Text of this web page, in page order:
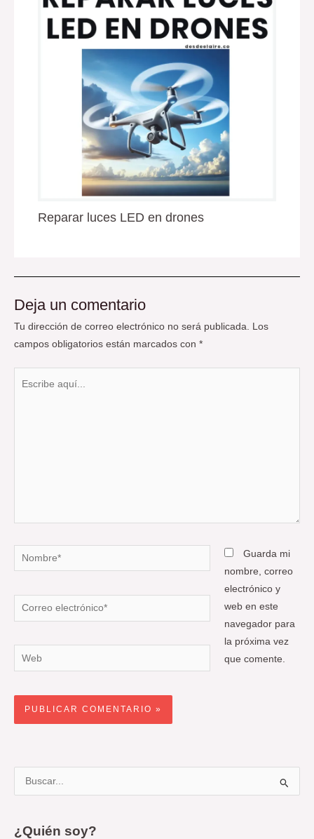
Reparar luces LED en drones
Deja un comentario
Tu dirección de correo electrónico no será publicada. Los
campos obligatorios están marcados con *
Nombre*
Correo
electrónico*
Web
Guarda mi
nombre, correo
electrónico y
web en este
navegador para
la próxima vez
que comente.
¿Quién soy?